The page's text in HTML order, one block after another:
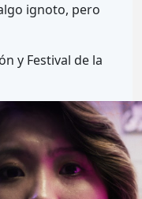
ignoto, pero
y Festival de la